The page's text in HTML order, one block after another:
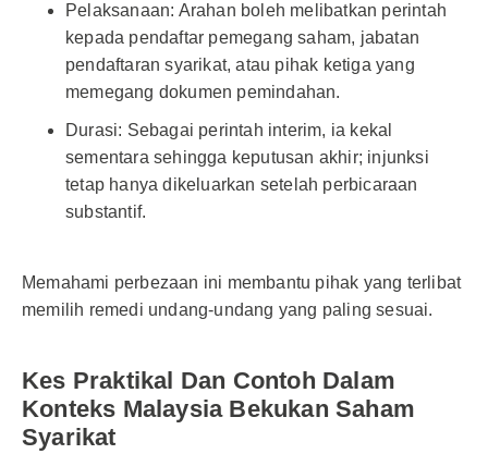
Pelaksanaan: Arahan boleh melibatkan perintah
kepada pendaftar pemegang saham, jabatan
pendaftaran syarikat, atau pihak ketiga yang
memegang dokumen pemindahan.
Durasi: Sebagai perintah interim, ia kekal
sementara sehingga keputusan akhir; injunksi
tetap hanya dikeluarkan setelah perbicaraan
substantif.
Memahami perbezaan ini membantu pihak yang terlibat
memilih remedi undang-undang yang paling sesuai.
Kes Praktikal Dan Contoh Dalam
Konteks Malaysia Bekukan Saham
Syarikat